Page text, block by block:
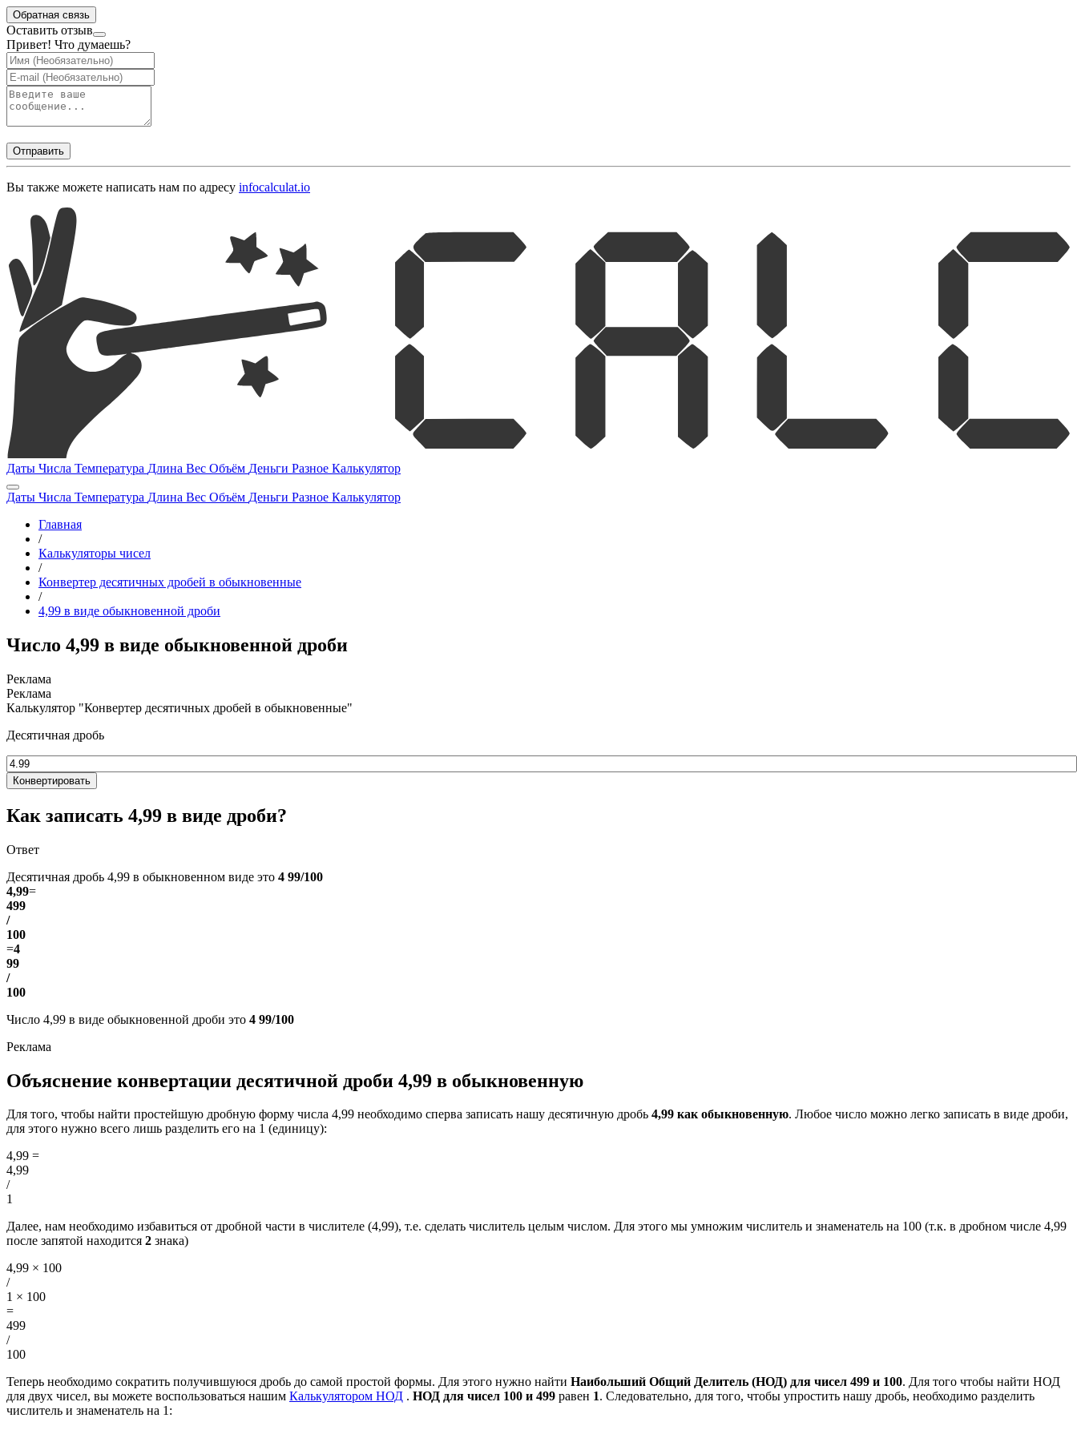
Обратная связь
Оставить отзыв
Привет! Что думаешь?
Отправить
Вы также можете написать нам по адресу infocalculat.io
Даты Числа Температура Длина Вес Объём Деньги Разное Калькулятор
Даты Числа Температура Длина Вес Объём Деньги Разное Калькулятор
Главная
/
Калькуляторы чисел
/
Конвертер десятичных дробей в обыкновенные
/
4,99 в виде обыкновенной дроби
Число 4,99 в виде обыкновенной дроби
Калькулятор "Конвертер десятичных дробей в обыкновенные"
Десятичная дробь
Конвертировать
Как записать 4,99 в виде дроби?
Ответ
Десятичная дробь 4,99 в обыкновенном виде это 4 99/100
4,99=
499
/
100
=4
99
/
100
Число 4,99 в виде обыкновенной дроби это 4 99/100
Объяснение конвертации десятичной дроби 4,99 в обыкновенную
Для того, чтобы найти простейшую дробную форму числа 4,99 необходимо сперва записать нашу десятичную дробь 4,99 как обыкновенную. Любое число можно легко записать в виде дроби,
для этого нужно всего лишь разделить его на 1 (единицу):
4,99 =
4,99
/
1
Далее, нам необходимо избавиться от дробной части в числителе (4,99), т.е. сделать числитель целым числом. Для этого мы умножим числитель и знаменатель на 100 (т.к. в дробном числе 4,99
после запятой находится 2 знака)
4,99 × 100
/
1 × 100
=
499
/
100
Теперь необходимо сократить получившуюся дробь до самой простой формы. Для этого нужно найти Наибольший Общий Делитель (НОД) для чисел 499 и 100. Для того чтобы найти НОД
для двух чисел, вы можете воспользоваться нашим Калькулятором НОД . НОД для чисел 100 и 499 равен 1. Следовательно, для того, чтобы упростить нашу дробь, необходимо разделить
числитель и знаменатель на 1: